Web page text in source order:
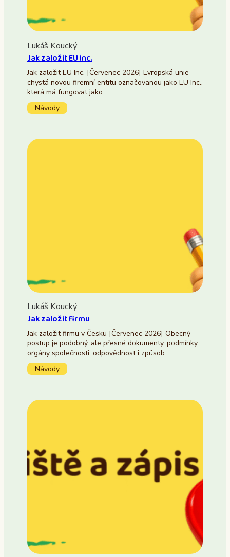
Lukáš Koucký
Jak založit EU inc.
Jak založit EU Inc. [Červenec 2026] Evropská unie
chystá novou firemní entitu označovanou jako EU Inc.,
která má fungovat jako…
Návody
Lukáš Koucký
Jak založit firmu
Jak založit firmu v Česku [Červenec 2026] Obecný
postup je podobný, ale přesné dokumenty, podmínky,
orgány společnosti, odpovědnost i způsob…
Návody